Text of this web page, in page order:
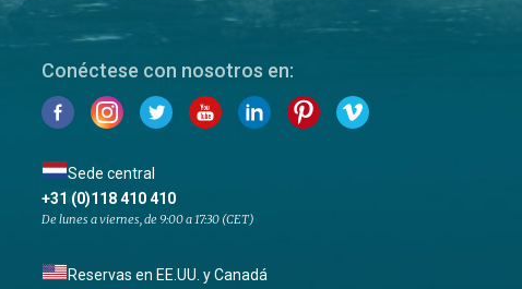
Conéctese con nosotros en:
Sede central
+31 (0)118 410 410
De lunes a viernes, de 9:00 a 17:30 (CET)
Reservas en EE.UU. y Canadá